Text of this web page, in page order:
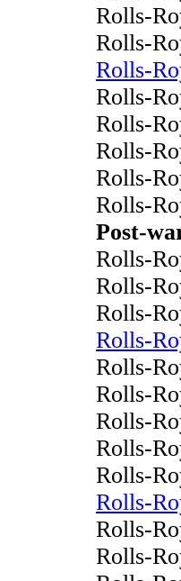
Rolls-
Rolls-
Rolls-
Rolls-
Rolls-
Rolls-
Rolls-
Rolls-
Post-
Rolls-
Rolls-
Rolls-
Rolls-
Rolls-
Rolls-
Rolls-
Rolls-
Rolls-
Rolls-
Rolls-
Rolls-